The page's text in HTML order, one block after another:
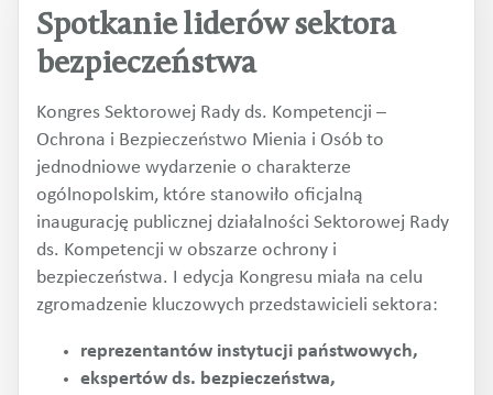
Spotkanie liderów sektora
bezpieczeństwa
Kongres Sektorowej Rady ds. Kompetencji –
Ochrona i Bezpieczeństwo Mienia i Osób to
jednodniowe wydarzenie o charakterze
ogólnopolskim, które stanowiło oficjalną
inaugurację publicznej działalności Sektorowej Rady
ds. Kompetencji w obszarze ochrony i
bezpieczeństwa. I edycja Kongresu miała na celu
zgromadzenie kluczowych przedstawicieli sektora:
reprezentantów instytucji państwowych,
ekspertów ds. bezpieczeństwa,